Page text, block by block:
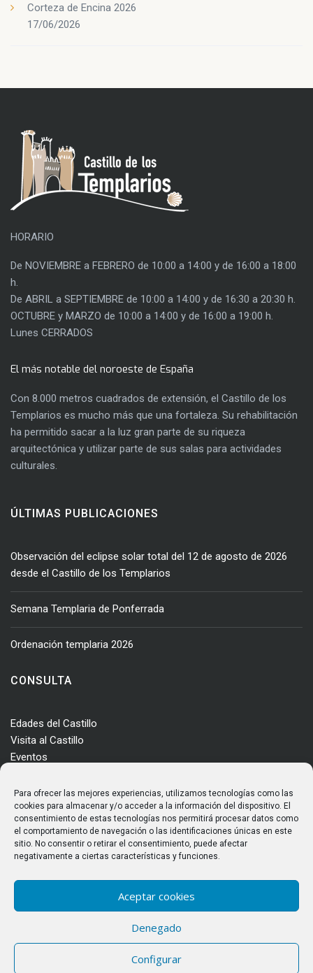
Para ofrecer las mejores experiencias, utilizamos tecnologías como las
cookies para almacenar y/o acceder a la información del dispositivo. El
consentimiento de estas tecnologías nos permitirá procesar datos como
el comportamiento de navegación o las identificaciones únicas en este
sitio. No consentir o retirar el consentimiento, puede afectar
negativamente a ciertas características y funciones.
Aceptar cookies
Denegado
Configurar
Corteza de Encina 2026
17/06/2026
HORARIO
De NOVIEMBRE a FEBRERO de 10:00 a 14:00 y de 16:00 a 18:00
h.
De ABRIL a SEPTIEMBRE de 10:00 a 14:00 y de 16:30 a 20:30 h.
OCTUBRE y MARZO de 10:00 a 14:00 y de 16:00 a 19:00 h.
Lunes CERRADOS
El más notable del noroeste de España
Con 8.000 metros cuadrados de extensión, el Castillo de los
Templarios es mucho más que una fortaleza. Su rehabilitación
ha permitido sacar a la luz gran parte de su riqueza
arquitectónica y utilizar parte de sus salas para actividades
culturales.
ÚLTIMAS PUBLICACIONES
Observación del eclipse solar total del 12 de agosto de 2026
desde el Castillo de los Templarios
Semana Templaria de Ponferrada
Ordenación templaria 2026
CONSULTA
Edades del Castillo
Visita al Castillo
Eventos
Enclave
Más información
Consultas
Horarios y tarifas
© Castillo de los Templarios. Todos los derechos reservados